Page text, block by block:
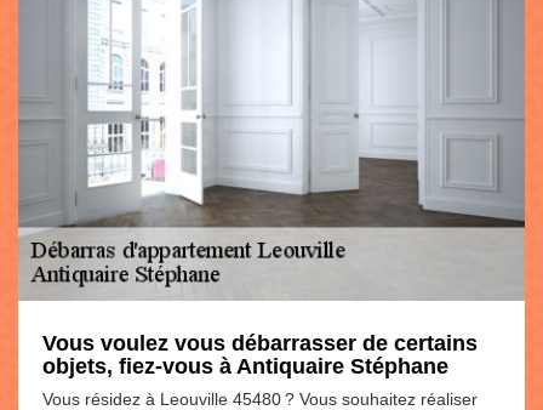
Vous voulez vous débarrasser de certains
objets, fiez-vous à Antiquaire Stéphane
Vous résidez à Leouville 45480 ? Vous souhaitez réaliser